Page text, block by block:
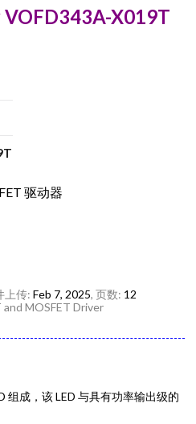
X019T
驱动器
上传: Feb 7, 2025, 页数: 12
MOSFET Driver
组成，该 LED 与具有功率输出级的